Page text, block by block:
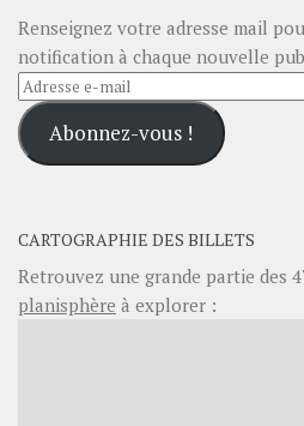
Renseignez votre adresse mail
notification à chaque nouvelle
Adresse
e-
mailAbonnez-vous !
CARTOGRAPHIE DES BILLETS
Retrouvez une grande partie des
planisphère à explorer :